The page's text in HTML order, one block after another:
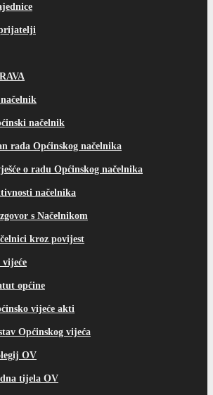
načelnik
rada Općinskog načelnika
o radu Općinskog načelnika
načelnika
s Načelnikom
kroz povijest
vijeće
općine
vijeće akti
Općinskog vijeća
OV
tijela OV